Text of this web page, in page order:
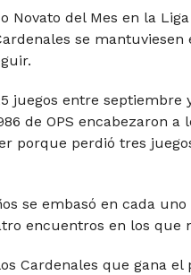
Novato del Mes en la
se
juegos entre
de OPS encabezaron a
porque perdió tres
se embasó en cada
encuentros en los que
Cardenales que gana el